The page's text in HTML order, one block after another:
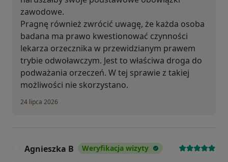
zawodowe.
Pragnę również zwrócić uwagę, że każda osoba
badana ma prawo kwestionować czynności
lekarza orzecznika w przewidzianym prawem
trybie odwoławczym. Jest to właściwa droga do
podważania orzeczeń. W tej sprawie z takiej
możliwości nie skorzystano.
24 lipca 2026
Agnieszka B Weryfikacja wizyty